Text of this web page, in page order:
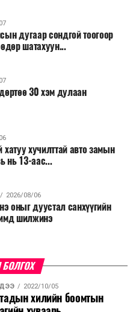
хүнсний ногооны нөөц
барих аж ахуйн нэгжүүдэд
дугаар сондгой тоогоор
шатахуун...
30 хэм дулаан
хучилттай авто замын
нь 13-аас...
2026/08/06
оныг дуустал санхүүгийн
шилжинэ
БОЛГОХ
2022/10/05
хилийн боомтын